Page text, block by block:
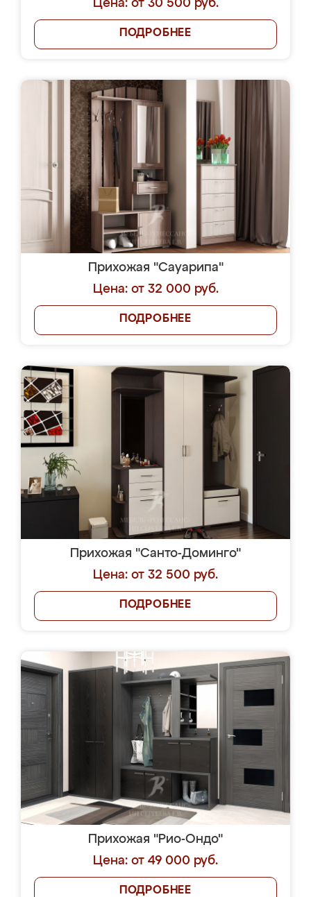
Цена: от 30 500 руб.
ПОДРОБНЕЕ
Прихожая "Сауарипа"
Цена: от 32 000 руб.
ПОДРОБНЕЕ
Прихожая "Санто-Доминго"
Цена: от 32 500 руб.
ПОДРОБНЕЕ
Прихожая "Рио-Ондо"
Цена: от 49 000 руб.
ПОДРОБНЕЕ